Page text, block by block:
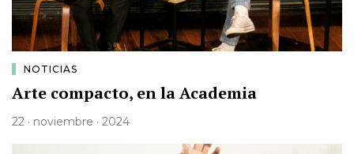
NOTICIAS
Arte compacto, en la Academia
22 · noviembre · 2024